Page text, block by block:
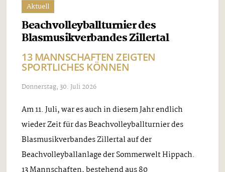
Aktuell
Beachvolleyballturnier des
Blasmusikverbandes Zillertal
13 MANNSCHAFTEN ZEIGTEN
SPORTLICHES KÖNNEN
Donnerstag, 30. Juli 2026
Am 11. Juli, war es auch in diesem Jahr endlich
wieder Zeit für das Beachvolleyballturnier des
Blasmusikverbandes Zillertal auf der
Beachvolleyballanlage der Sommerwelt Hippach.